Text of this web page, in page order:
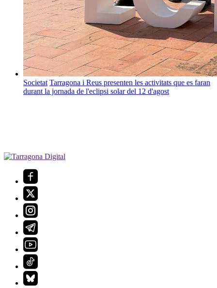
Societat Tarragona i Reus presenten les activitats que es faran
durant la jornada de l'eclipsi solar del 12 d'agost